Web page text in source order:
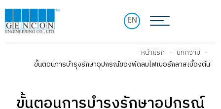
EN
หน้าแรก - บทความ -
ขั้นตอนการบำรุงรักษาอุปกรณ์ของพัดลมไฟเบอร์กลาสเบื้องต้น
ขั้นตอนการบำรุงรักษาอุปกรณ์